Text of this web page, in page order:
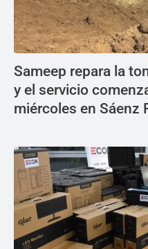
Sameep repara la
y el servicio
miércoles en Sáenz